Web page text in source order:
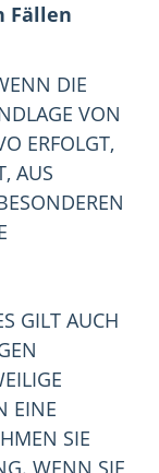
Fällen
DIE
VON
ERFOLGT,
AUS
GILT AUCH
EINE
SIE